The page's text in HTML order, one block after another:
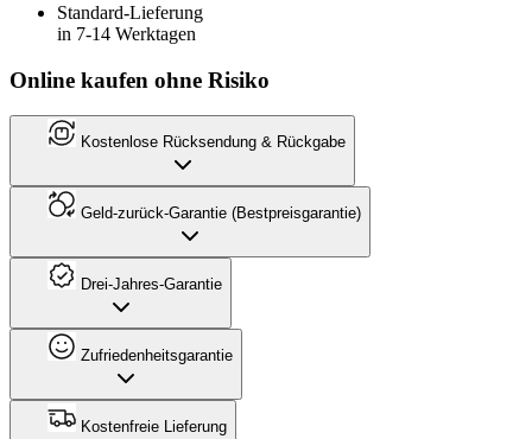
Standard-Lieferung
in 7-14 Werktagen
Online kaufen ohne Risiko
Kostenlose Rücksendung & Rückgabe
Geld-zurück-Garantie (Bestpreisgarantie)
Drei-Jahres-Garantie
Zufriedenheitsgarantie
Kostenfreie Lieferung